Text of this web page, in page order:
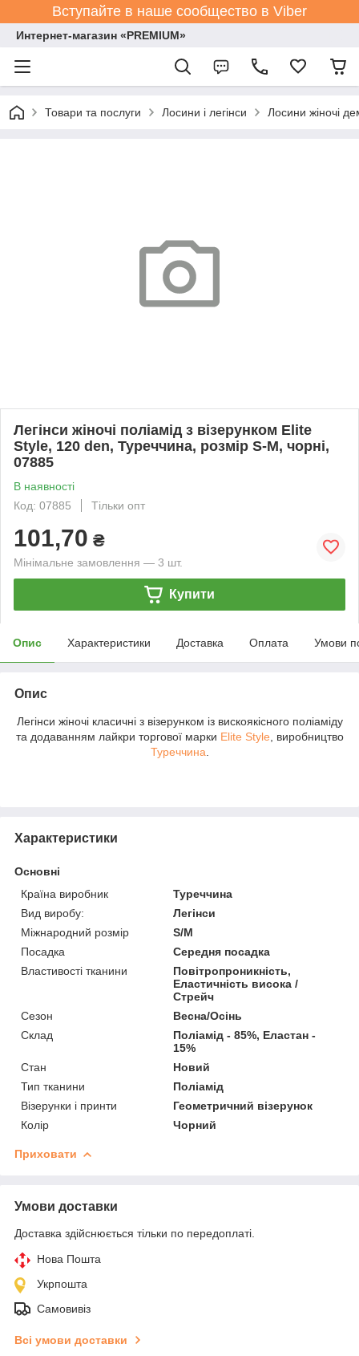
Вступайте в наше сообщество в Viber
Интернет-магазин «PREMIUM»
Товари та послуги Лосини і легінси Лосини жіночі
Легінси жіночі поліамід з візерунком Elite
Style, 120 den, Туреччина, розмір S-M, чорні,
07885
В наявності
Код: 07885
Тільки опт
101,70 ₴
Мінімальне замовлення — 3 шт.
Купити
Опис Характеристики Доставка Оплата Умови
Опис
Легінси жіночі класичні з візерунком із вискоякісного поліаміду
та додаванням лайкри торгової марки Elite Style , виробництво
Туреччина
Характеристики
Основні
Країна виробник
Туреччина
Вид виробу:
Легінси
Міжнародний розмір
S/M
Посадка
Середня посадка
Властивості тканини
Повітропроникність,
Еластичність висока /
Стрейч
Сезон
Весна/Осінь
Склад
Поліамід - 85%, Еластан -
15%
Стан
Новий
Тип тканини
Поліамід
Візерунки і принти
Геометричний візерунок
Колір
Чорний
Приховати
Умови доставки
Доставка здійснюється тільки по передоплаті.
Нова Пошта
Укрпошта
Самовивіз
Всі умови доставки